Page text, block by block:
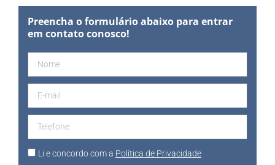
Preencha o formulário abaixo para entrar
em contato conosco!
Li e concordo com a Política de Privacidade